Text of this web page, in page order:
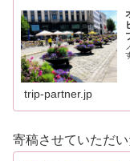
trip-partner.jp
寄稿させていただ